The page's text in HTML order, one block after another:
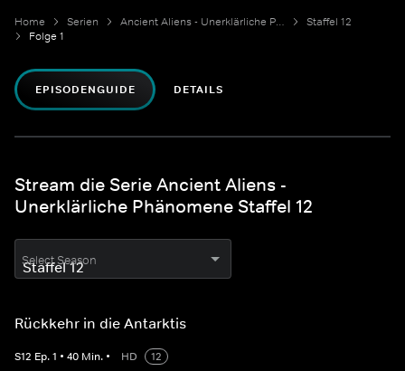
Home Serien Ancient Aliens - Unerklärliche Phänomene
Staffel 12
Folge 1
EPISODENGUIDE DETAILS
Stream die Serie Ancient Aliens -
Unerklärliche Phänomene Staffel 12
Select Season
Rückkehr in die Antarktis
S12 Ep.1 • 40 Min. • HD
12